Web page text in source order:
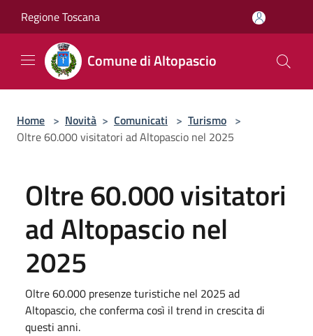
Regione Toscana
Comune di Altopascio
Home > Novità > Comunicati > Turismo >
Oltre 60.000 visitatori ad Altopascio nel 2025
Oltre 60.000 visitatori
ad Altopascio nel
2025
Oltre 60.000 presenze turistiche nel 2025 ad
Altopascio, che conferma così il trend in crescita di
questi anni.